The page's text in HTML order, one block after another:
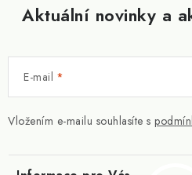
Aktuální novinky a
E-mail
Vložením e-mailu souhlasíte s